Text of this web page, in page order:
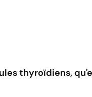
thyroïdiens,